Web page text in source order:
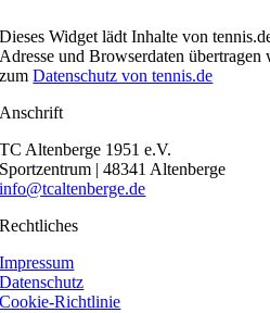
Dieses Widget lädt Inhalte von
Adresse und Browserdaten
zumDatenschutz von tennis.de
Anschrift
TC Altenberge 1951 e.V.
Sportzentrum | 48341 Altenberge
info@tcaltenberge.de
Rechtliches
Impressum
Datenschutz
Cookie-Richtlinie